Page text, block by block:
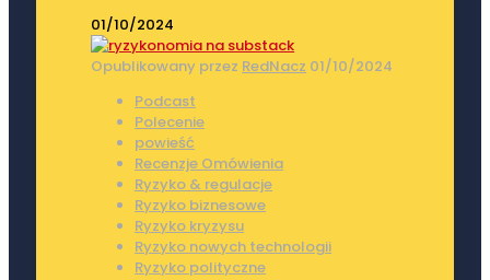
01/10/2024
Opublikowany przez RedNacz 01/10/2024
Podcast
Polecenie
powieść
Recenzje Omówienia
Ryzyko & regulacje
Ryzyko biznesowe
Ryzyko kryzysu
Ryzyko nowych technologii
Ryzyko polityczne